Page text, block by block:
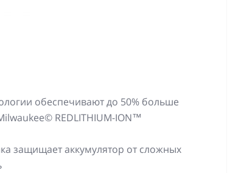
обеспечивают до 50% больше
REDLITHIUM-ION™
защищает аккумулятор от сложных